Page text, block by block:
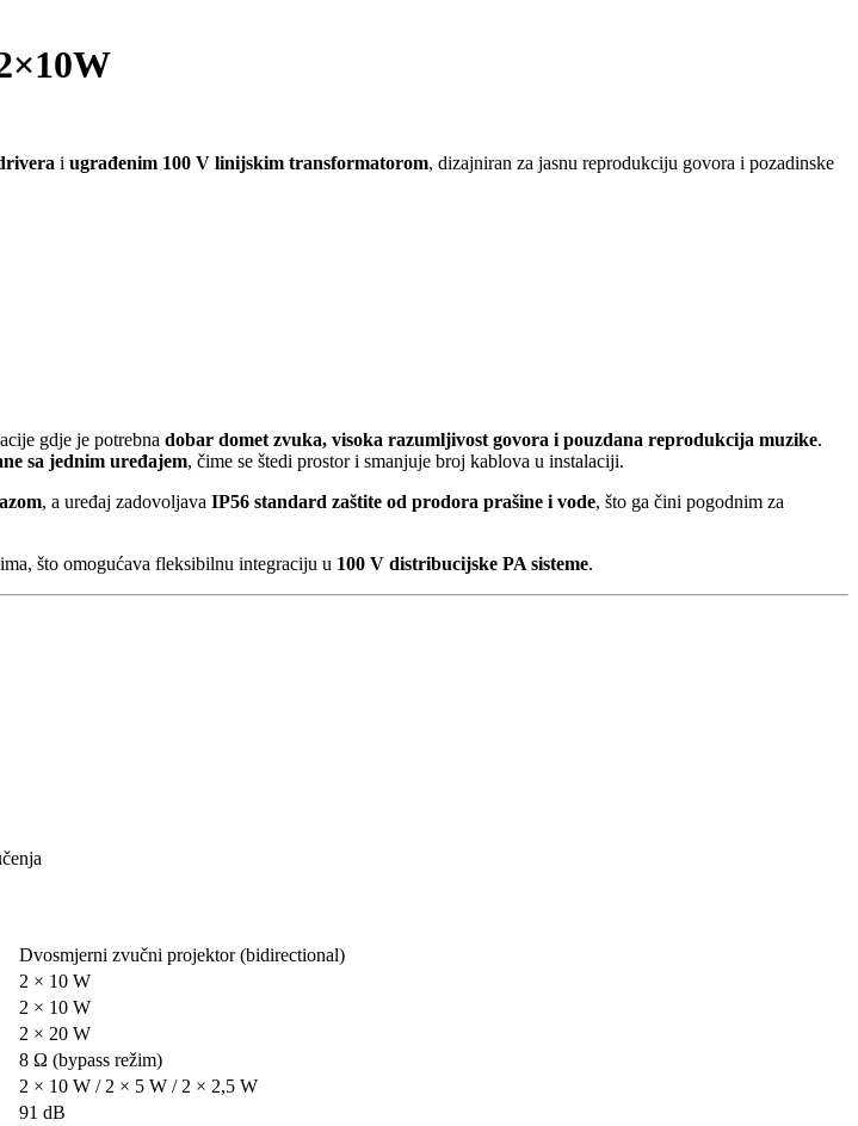
i ugrađenim 100 V linijskim transformatorom, dizajniran za jasnu reprodukciju govora i pozadinske
gdje je potrebna dobar domet zvuka, visoka razumljivost govora i pouzdana reprodukcija muzike.
sa jednim uređajem, čime se štedi prostor i smanjuje broj kablova u instalaciji.
, a uređaj zadovoljava IP56 standard zaštite od prodora prašine i vode, što ga čini pogodnim za
što omogućava fleksibilnu integraciju u 100 V distribucijske PA sisteme.
Dvosmjerni zvučni projektor (bidirectional)
2 × 10 W
2 × 10 W
2 × 20 W
8 Ω (bypass režim)
2 × 10 W / 2 × 5 W / 2 × 2,5 W
91 dB